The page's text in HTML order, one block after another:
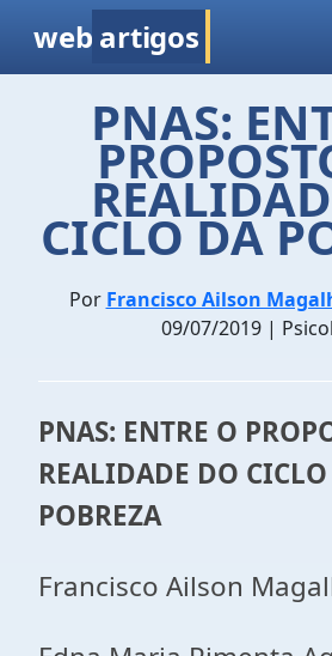
web artigos
PNAS:
CICLO DA
Por Francisco Ailson
09/07/2019 |
PNAS: ENTRE O
REALIDADE DO
POBREZA
Francisco Ailson